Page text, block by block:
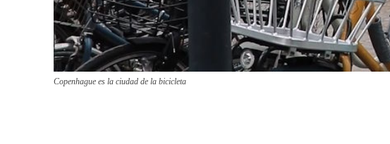
Copenhague es la ciudad de la bicicleta